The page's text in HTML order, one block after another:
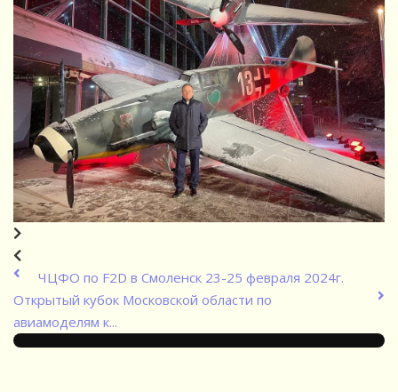
ЧЦФО по F2D в Смоленск 23-25 февраля 2024г.
Открытый кубок Московской области по
авиамоделям к...